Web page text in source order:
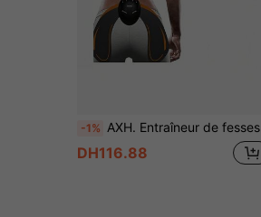
-1% AXH. Entraîneur de fesses, Masseur de fesses, Stimulateur musculaire, Thérapie EMS, Muscle abdominal
DH116.88